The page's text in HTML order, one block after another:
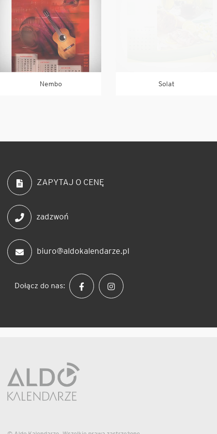
Nembo Solat
ZAPYTAJ O CENĘ
zadzwoń
biuro@aldokalendarze.pl
Dołącz do nas: